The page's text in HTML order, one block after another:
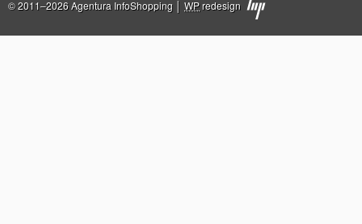
© 2011–2026 Agentura InfoShopping │ WPredesign